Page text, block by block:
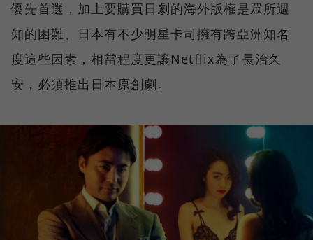
優先首選，加上要購買日劇的海外版權是眾所週
知的困難、日本有不少明星卡司擁有跨亞洲知名
度這些因素，相當程度更讓Netflix為了長治久
安，必須推出日本原創劇。